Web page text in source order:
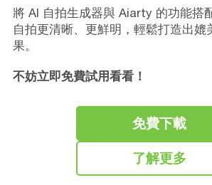
將 AI 自拍生成器與 Aiarty 的功能搭
自拍更清晰、更鮮明，輕鬆打造出媲
果。
不妨立即免費試用看看！
免費下載
了解更多